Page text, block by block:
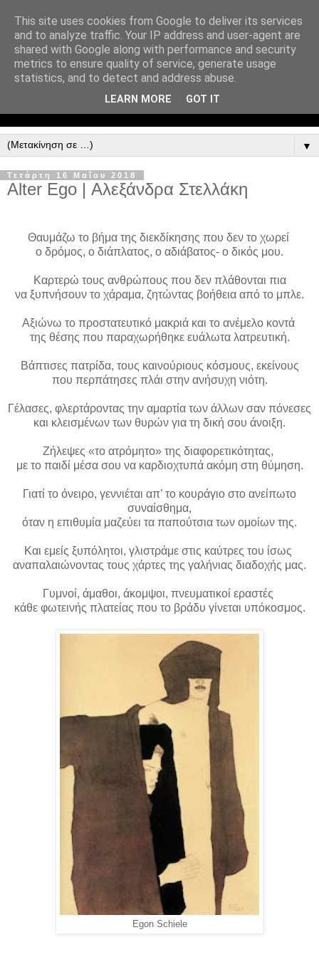
▼
Τετάρτη 16 Μαΐου 2018
Alter Ego | Αλεξάνδρα Στελλάκη
Θαυμάζω το βήμα της διεκδίκησης που δεν το χωρεί
ο δρόμος, ο διάπλατος, ο αδιάβατος- ο δικός μου.
Καρτερώ τους ανθρώπους που δεν πλάθονται πια
να ξυπνήσουν το χάραμα, ζητώντας βοήθεια από το μπλε.
Αξιώνω το προστατευτικό μακριά και το ανέμελο κοντά
της θέσης που παραχωρήθηκε ευάλωτα λατρευτική.
Βάπτισες πατρίδα, τους καινούριους κόσμους, εκείνους
που περπάτησες πλάι στην ανήσυχη νιότη.
Γέλασες, φλερτάροντας την αμαρτία των άλλων σαν πόνεσες
και κλεισμένων των θυρών για τη δική σου άνοιξη.
Ζήλεψες «το ατρόμητο» της διαφορετικότητας,
με το παιδί μέσα σου να καρδιοχτυπά ακόμη στη θύμηση.
Γιατί το όνειρο, γεννιέται απ’ το κουράγιο στο ανείπωτο
συναίσθημα,
όταν η επιθυμία μαζεύει τα παπούτσια των ομοίων της.
Και εμείς ξυπόλητοι, γλιστράμε στις καύτρες του ίσως
αναπαλαιώνοντας τους χάρτες της γαλήνιας διαδοχής μας.
Γυμνοί, άμαθοι, άκομψοι, πνευματικοί εραστές
κάθε φωτεινής πλατείας που το βράδυ γίνεται υπόκοσμος.
Egon Schiele
This site uses cookies from Google to deliver its services
and to analyze traffic. Your IP address and user-agent are
shared with Google along with performance and security
metrics to ensure quality of service, generate usage
statistics, and to detect and address abuse.
LEARN MORE GOT IT